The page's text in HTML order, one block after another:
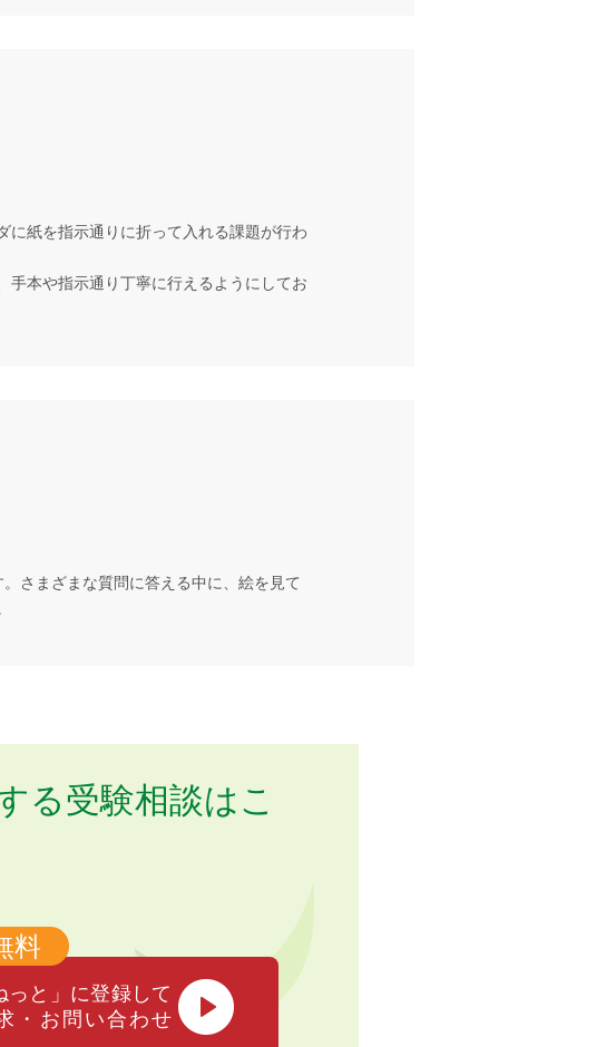
に紙を指示通りに折って入れる課題が行わ
手本や指示通り丁寧に行えるようにしてお
さまざまな質問に答える中に、絵を見て
る受験相談はこ
料
っと」に登録して
・お問い合わせ